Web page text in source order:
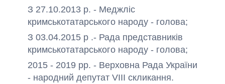
З 27.10.2013 р. - Меджліс
кримськотатарського народу - голова;
З 03.04.2015 р .- Рада представників
кримськотатарського народу - голова;
2015 - 2019 рр. - Верховна Рада України
- народний депутат VIII скликання.